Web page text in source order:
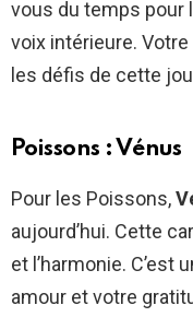
vous du temps pour
voix intérieure.
les défis de cette
Poissons : Vénus
Pour les Poissons,
aujourd’hui. Cette
et l’harmonie. C’est
amour et votre